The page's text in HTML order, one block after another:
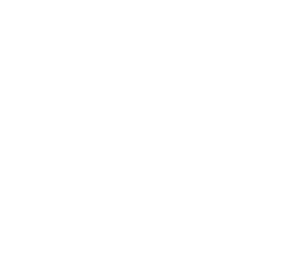
される？採
た、資格・
...